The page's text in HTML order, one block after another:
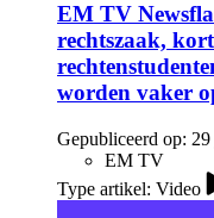
EM TV
rechtszaak,
worden vaker
Gepubliceerd op:
EM TV
Type artikel: Video